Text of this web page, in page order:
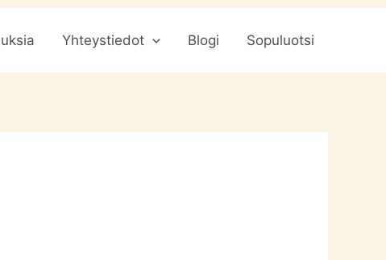
Yhteystiedot Blogi Sopuluotsi